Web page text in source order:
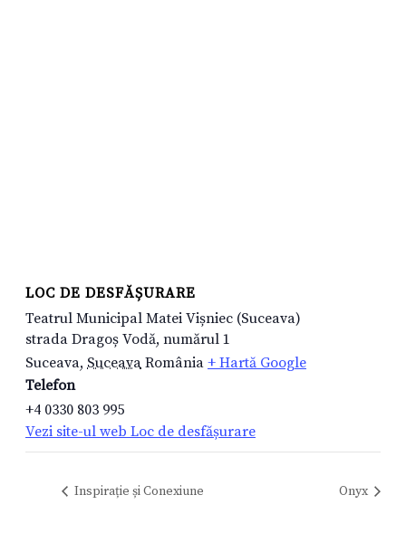
LOC DE DESFĂȘURARE
Teatrul Municipal Matei Vișniec (Suceava)
strada Dragoș Vodă, numărul 1
Suceava, Suceava România + Hartă Google
Telefon
+4 0330 803 995
Vezi site-ul web Loc de desfășurare
Inspirație și Conexiune Onyx